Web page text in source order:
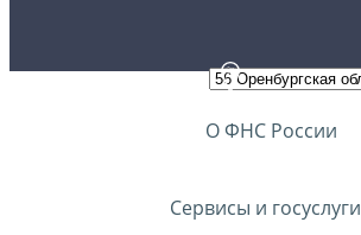
О ФНС России
Сервисы и госуслуги